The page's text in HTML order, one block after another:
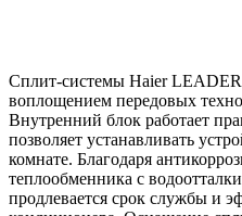
Сплит-системы Haier LEADER
воплощением передовых
Внутренний блок работает
позволяет устанавливать
комнате. Благодаря
теплообменника с
продлевается срок службы и